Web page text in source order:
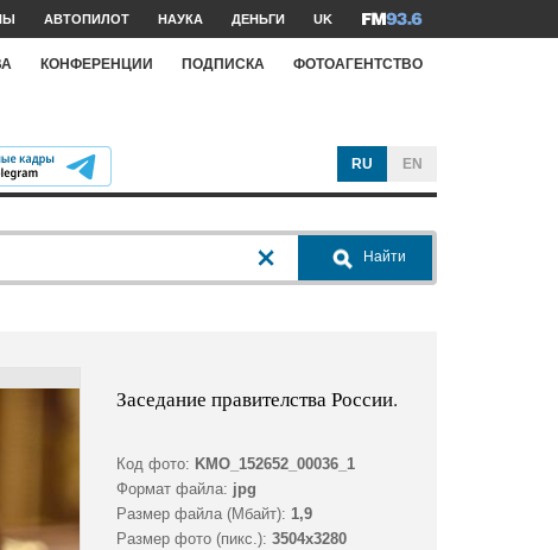
АВТОПИЛОТ НАУКА ДЕНЬГИ UK
КОНФЕРЕНЦИИ ПОДПИСКА ФОТОАГЕНТСТВО
RU EN
Найти
Заседание правителства России.
Код фото: KMO_152652_00036_1
Формат файла: jpg
Размер файла (Мбайт): 1,9
Размер фото (пикс.): 3504x3280